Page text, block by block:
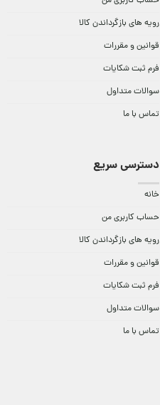
رویه های بازگرداندن کالا
قوانین و مقررات
فرم ثبت شکایات
سوالات متداول
تماس با ما
دسترسی سریع
خانه
حساب کاربری من
رویه های بازگرداندن کالا
قوانین و مقررات
فرم ثبت شکایات
سوالات متداول
تماس با ما